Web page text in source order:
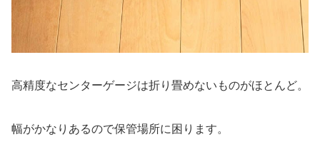
高精度なセンターゲージは折り畳めないものがほとんど。
幅がかなりあるので保管場所に困ります。